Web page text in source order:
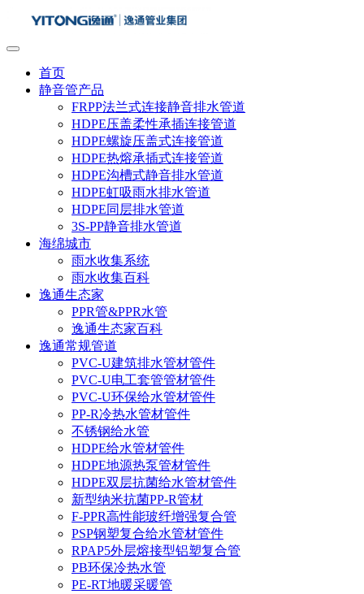
首页
静音管产品
FRPP法兰式连接静音排水管道
HDPE压盖柔性承插连接管道
HDPE螺旋压盖式连接管道
HDPE热熔承插式连接管道
HDPE沟槽式静音排水管道
HDPE虹吸雨水排水管道
HDPE同层排水管道
3S-PP静音排水管道
海绵城市
雨水收集系统
雨水收集百科
逸通生态家
PPR管&PPR水管
逸通生态家百科
逸通常规管道
PVC-U建筑排水管材管件
PVC-U电工套管管材管件
PVC-U环保给水管材管件
PP-R冷热水管材管件
不锈钢给水管
HDPE给水管材管件
HDPE地源热泵管材管件
HDPE双层抗菌给水管材管件
新型纳米抗菌PP-R管材
F-PPR高性能玻纤增强复合管
PSP钢塑复合给水管材管件
RPAP5外层熔接型铝塑复合管
PB环保冷热水管
PE-RT地暖采暖管